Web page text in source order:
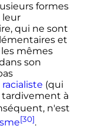
formes
leur
qui ne sont
et
mêmes
son
racialiste (qui
tardivement à
n'est
[30].